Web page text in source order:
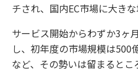
チされ、国内EC市場に大き
サービス開始からわずか3ヶ
し、初年度の市場規模は500
など、その勢いは留まるとこ